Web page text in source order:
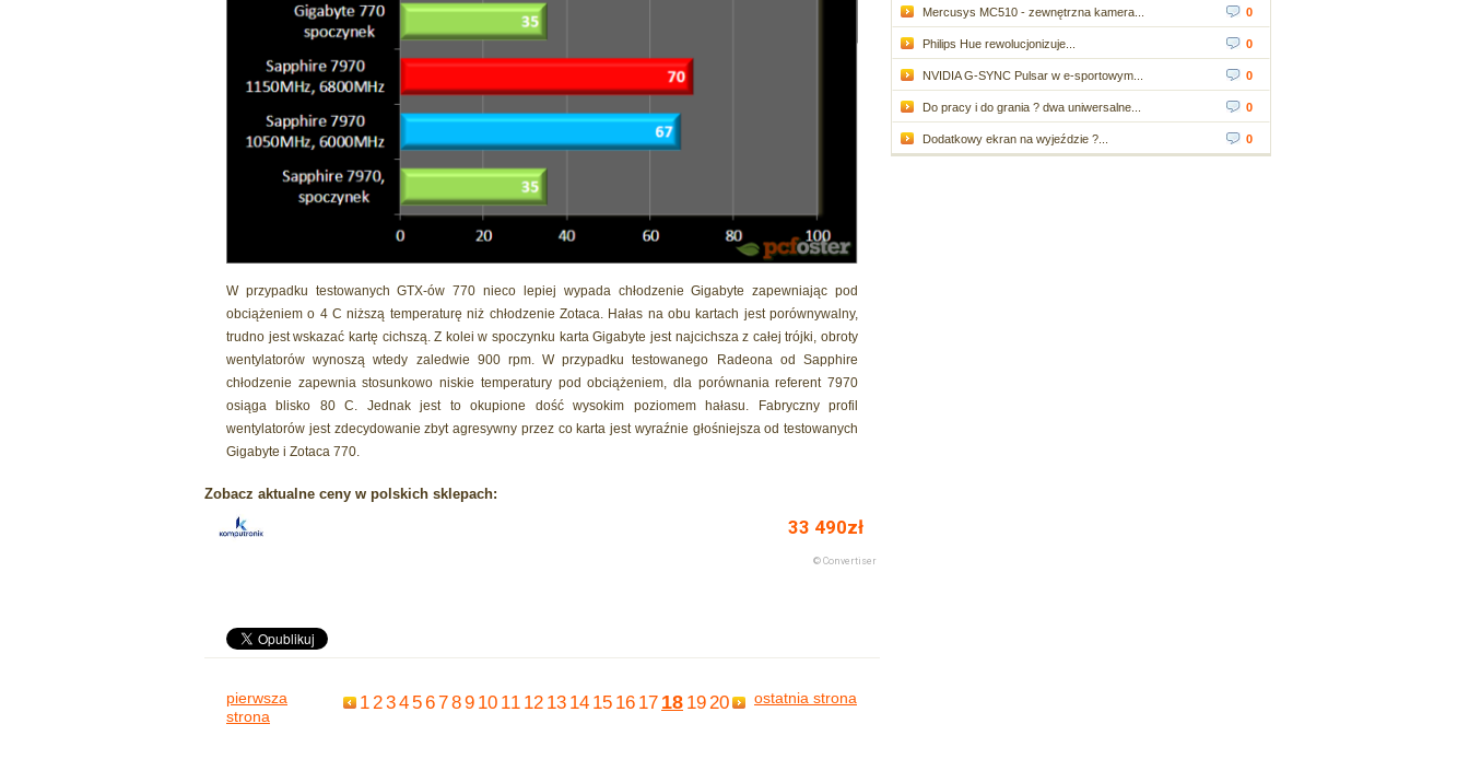
W przypadku testowanych GTX-ów 770 nieco lepiej wypada chłodzenie Gigabyte zapewniając pod
obciążeniem o 4 C niższą temperaturę niż chłodzenie Zotaca. Hałas na obu kartach jest porównywalny,
trudno jest wskazać kartę cichszą. Z kolei w spoczynku karta Gigabyte jest najcichsza z całej trójki, obroty
wentylatorów wynoszą wtedy zaledwie 900 rpm. W przypadku testowanego Radeona od Sapphire
chłodzenie zapewnia stosunkowo niskie temperatury pod obciążeniem, dla porównania referent 7970
osiąga blisko 80 C. Jednak jest to okupione dość wysokim poziomem hałasu. Fabryczny profil
wentylatorów jest zdecydowanie zbyt agresywny przez co karta jest wyraźnie głośniejsza od testowanych
Gigabyte i Zotaca 770.
Zobacz aktualne ceny w polskich sklepach:
pierwsza
strona
1 234 56789 10 11 12 13 14 15 16 17 18 19 20 ostatnia strona
Mercusys MC510 - zewnętrzna kamera... 0
Philips Hue rewolucjonizuje... 0
NVIDIA G-SYNC Pulsar w e-sportowym... 0
Do pracy i do grania ? dwa uniwersalne... 0
Dodatkowy ekran na wyjeździe ?... 0